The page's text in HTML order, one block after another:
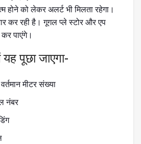
होने को लेकर अलर्ट भी मिलता रहेगा।
कर रही है। गूगल प्ले स्टोर और एप
पाएंगे।
पूछा जाएगा-
मीटर संख्या
नंबर